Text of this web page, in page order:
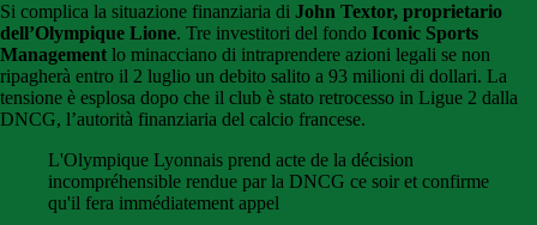
Si complica la situazione finanziaria di John Textor, proprietario
dell’Olympique Lione. Tre investitori del fondo Iconic Sports
Management lo minacciano di intraprendere azioni legali se non
ripagherà entro il 2 luglio un debito salito a 93 milioni di dollari. La
tensione è esplosa dopo che il club è stato retrocesso in Ligue 2 dalla
DNCG, l’autorità finanziaria del calcio francese.
L'Olympique Lyonnais prend acte de la décision
incompréhensible rendue par la DNCG ce soir et confirme
qu'il fera immédiatement appel